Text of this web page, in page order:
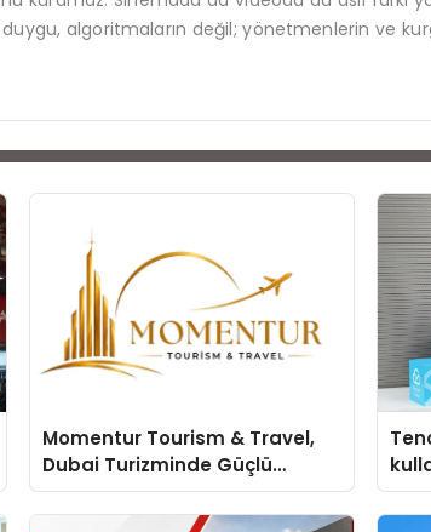
duygu, algoritmaların değil; yönetmenlerin ve
Momentur Tourism & Travel,
Dubai Turizminde Güçlü
Operasyon Ağıyla Fark
Yaratıyor